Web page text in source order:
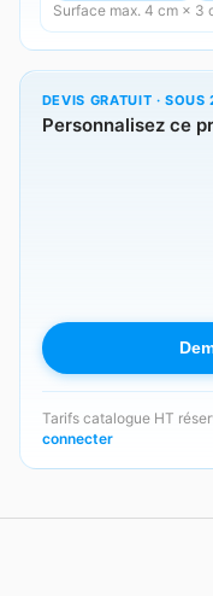
Surface max. 4 cm × 3
DEVIS GRATUIT · SOUS
Personnalisez ce
Tarifs catalogue HT
connecter